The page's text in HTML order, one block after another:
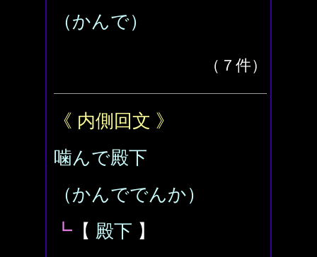
（かんで）
（７件）
《 内側回文 》
噛んで殿下
（かんででんか）
┗ 【 殿下 】